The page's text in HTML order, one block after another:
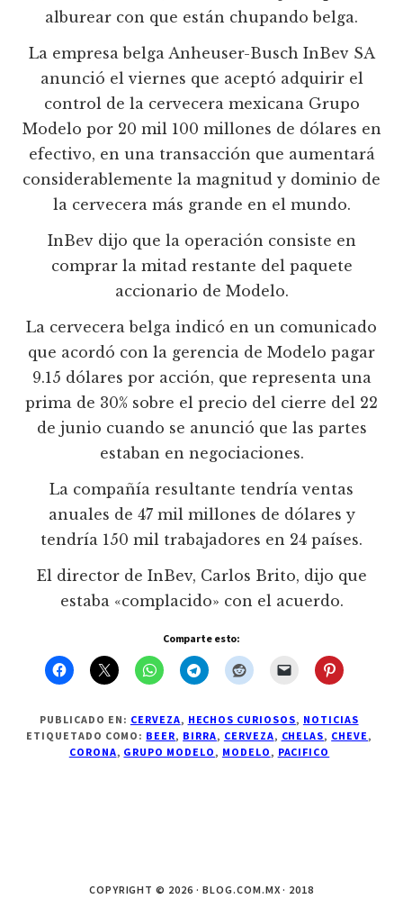
alburear con que están chupando belga.
La empresa belga Anheuser-Busch InBev SA
anunció el viernes que aceptó adquirir el
control de la cervecera mexicana Grupo
Modelo por 20 mil 100 millones de dólares en
efectivo, en una transacción que aumentará
considerablemente la magnitud y dominio de
la cervecera más grande en el mundo.
InBev dijo que la operación consiste en
comprar la mitad restante del paquete
accionario de Modelo.
La cervecera belga indicó en un comunicado
que acordó con la gerencia de Modelo pagar
9.15 dólares por acción, que representa una
prima de 30% sobre el precio del cierre del 22
de junio cuando se anunció que las partes
estaban en negociaciones.
La compañía resultante tendría ventas
anuales de 47 mil millones de dólares y
tendría 150 mil trabajadores en 24 países.
El director de InBev, Carlos Brito, dijo que
estaba «complacido» con el acuerdo.
Comparte esto:
PUBLICADO EN: CERVEZA, HECHOS CURIOSOS, NOTICIAS
ETIQUETADO COMO: BEER, BIRRA, CERVEZA, CHELAS, CHEVE ,
CORONA, GRUPO MODELO , MODELO , PACIFICO
COPYRIGHT © 2026 · BLOG.COM.MX · 2018